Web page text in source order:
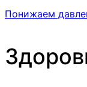
Понижаем